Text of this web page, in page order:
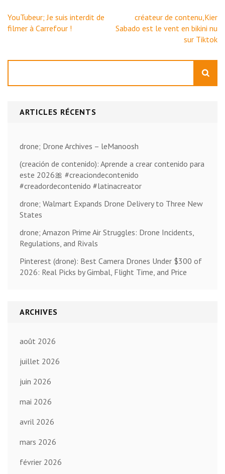
Navigation
de
YouTubeur; Je suis interdit de
filmer à Carrefour !
créateur de contenu,Kier
Sabado est le vent en bikini nu
sur Tiktok
ARTICLES RÉCENTS
drone; Drone Archives – leManoosh
(creación de contenido): Aprende a crear contenido para
este 2026🎀 #creaciondecontenido
#creadordecontenido #latinacreator
drone; Walmart Expands Drone Delivery to Three New
States
drone; Amazon Prime Air Struggles: Drone Incidents,
Regulations, and Rivals
Pinterest (drone): Best Camera Drones Under $300 of
2026: Real Picks by Gimbal, Flight Time, and Price
ARCHIVES
août 2026
juillet 2026
juin 2026
mai 2026
avril 2026
mars 2026
février 2026